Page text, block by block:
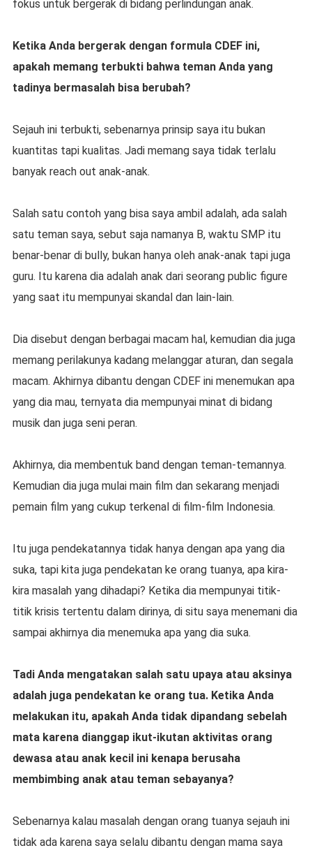
fokus untuk bergerak di bidang perlindungan anak.
Ketika Anda bergerak dengan formula CDEF ini,
apakah memang terbukti bahwa teman Anda yang
tadinya bermasalah bisa berubah?
Sejauh ini terbukti, sebenarnya prinsip saya itu bukan
kuantitas tapi kualitas. Jadi memang saya tidak terlalu
banyak reach out anak-anak.
Salah satu contoh yang bisa saya ambil adalah, ada salah
satu teman saya, sebut saja namanya B, waktu SMP itu
benar-benar di bully, bukan hanya oleh anak-anak tapi juga
guru. Itu karena dia adalah anak dari seorang public figure
yang saat itu mempunyai skandal dan lain-lain.
Dia disebut dengan berbagai macam hal, kemudian dia juga
memang perilakunya kadang melanggar aturan, dan segala
macam. Akhirnya dibantu dengan CDEF ini menemukan apa
yang dia mau, ternyata dia mempunyai minat di bidang
musik dan juga seni peran.
Akhirnya, dia membentuk band dengan teman-temannya.
Kemudian dia juga mulai main film dan sekarang menjadi
pemain film yang cukup terkenal di film-film Indonesia.
Itu juga pendekatannya tidak hanya dengan apa yang dia
suka, tapi kita juga pendekatan ke orang tuanya, apa kira-
kira masalah yang dihadapi? Ketika dia mempunyai titik-
titik krisis tertentu dalam dirinya, di situ saya menemani dia
sampai akhirnya dia menemuka apa yang dia suka.
Tadi Anda mengatakan salah satu upaya atau aksinya
adalah juga pendekatan ke orang tua. Ketika Anda
melakukan itu, apakah Anda tidak dipandang sebelah
mata karena dianggap ikut-ikutan aktivitas orang
dewasa atau anak kecil ini kenapa berusaha
membimbing anak atau teman sebayanya?
Sebenarnya kalau masalah dengan orang tuanya sejauh ini
tidak ada karena saya selalu dibantu dengan mama saya